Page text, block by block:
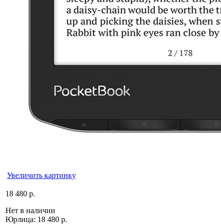
Увеличить картинку
18 480 р.
Нет в наличии
Юрлица: 18 480 р.